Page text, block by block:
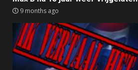
9 months ago